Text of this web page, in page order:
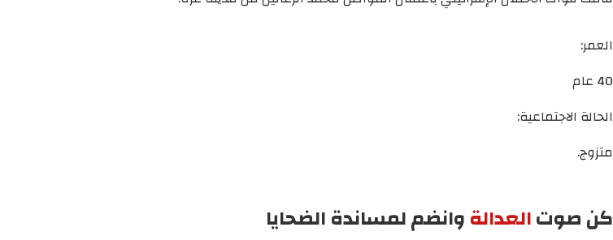
العمر:
40 عام
الحالة الاجتماعية:
متزوج.
كن صوتالعدالةوانضم لمساندة الضحايا